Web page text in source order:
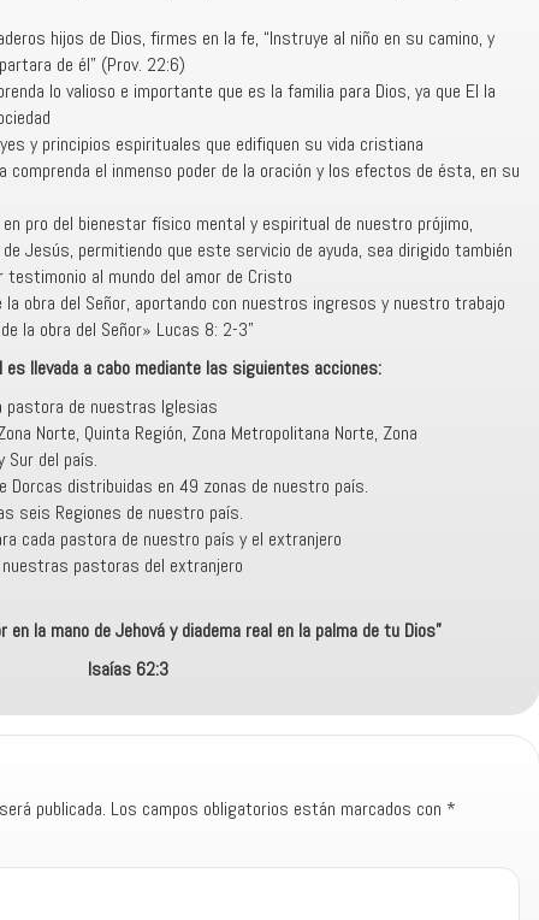
hijos de Dios, firmes en la fe, “Instruye al niño en su camino, y
de él” (Prov. 22:6)
lo valioso e importante que es la familia para Dios, ya que El la
y principios espirituales que edifiquen su vida cristiana
comprenda el inmenso poder de la oración y los efectos de ésta, en su
pro del bienestar físico mental y espiritual de nuestro prójimo,
Jesús, permitiendo que este servicio de ayuda, sea dirigido también
testimonio al mundo del amor de Cristo
la obra del Señor, aportando con nuestros ingresos y nuestro trabajo
la obra del Señor» Lucas 8: 2-3”
llevada a cabo mediante las siguientes acciones:
pastora de nuestras Iglesias
Norte, Quinta Región, Zona Metropolitana Norte, Zona
Sur del país.
Dorcas distribuidas en 49 zonas de nuestro país.
seis Regiones de nuestro país.
cada pastora de nuestro país y el extranjero
pastoras del extranjero
en la mano de Jehová y diadema real en la palma de tu Dios”
Isaías 62:3
publicada. Los campos obligatorios están marcados con *